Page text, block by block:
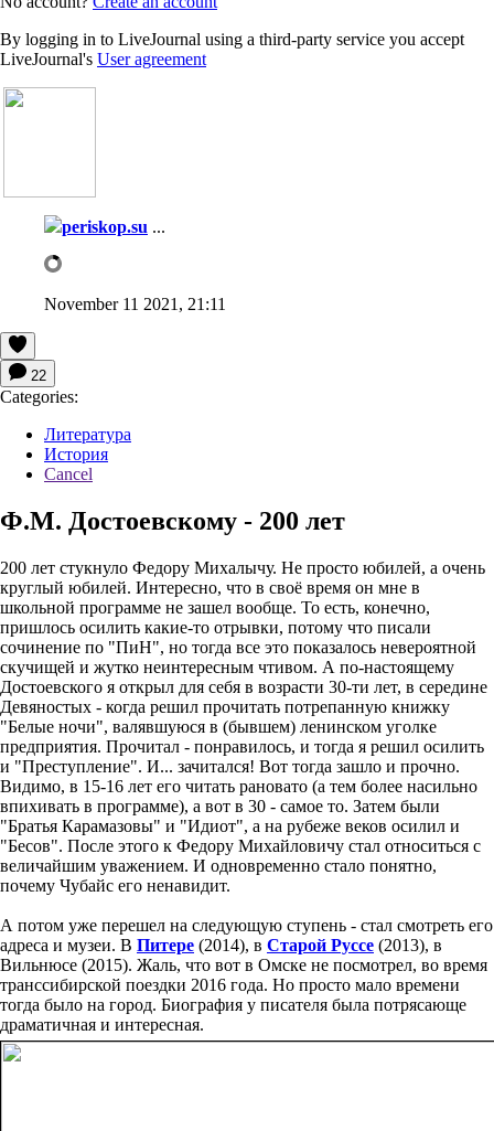
By logging in to LiveJournal using a third-party service you accept
LiveJournal's User agreement
periskop.su ...
November 11 2021, 21:11
22
Categories:
Литература
История
Cancel
Ф.М. Достоевскому - 200 лет
200 лет стукнуло Федору Михалычу. Не просто юбилей, а очень
круглый юбилей. Интересно, что в своё время он мне в
школьной программе не зашел вообще. То есть, конечно,
пришлось осилить какие-то отрывки, потому что писали
сочинение по "ПиН", но тогда все это показалось невероятной
скучищей и жутко неинтересным чтивом. А по-настоящему
Достоевского я открыл для себя в возрасти 30-ти лет, в середине
Девяностых - когда решил прочитать потрепанную книжку
"Белые ночи", валявшуюся в (бывшем) ленинском уголке
предприятия. Прочитал - понравилось, и тогда я решил осилить
и "Преступление". И... зачитался! Вот тогда зашло и прочно.
Видимо, в 15-16 лет его читать рановато (а тем более насильно
впихивать в программе), а вот в 30 - самое то. Затем были
"Братья Карамазовы" и "Идиот", а на рубеже веков осилил и
"Бесов". После этого к Федору Михайловичу стал относиться с
величайшим уважением. И одновременно стало понятно,
почему Чубайс его ненавидит.
А потом уже перешел на следующую ступень - стал смотреть его
адреса и музеи. В Питере (2014), в Старой Руссе (2013), в
Вильнюсе (2015). Жаль, что вот в Омске не посмотрел, во время
транссибирской поездки 2016 года. Но просто мало времени
тогда было на город. Биография у писателя была потрясающе
драматичная и интересная.